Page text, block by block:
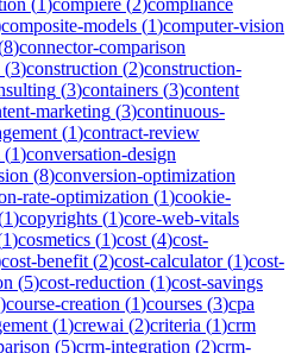
composite-models (1)computer-vision
8)connector-comparison
(3)construction (2)construction-
(3)containers (3)content
marketing (3)continuous-
(1)contract-review
(1)conversation-design
(8)conversion-optimization
rate-optimization (1)cookie-
1)copyrights (1)core-web-vitals
1)cosmetics (1)cost (4)cost-
cost-benefit (2)cost-calculator(1)cost-
(5)cost-reduction (1)cost-savings
)course-creation (1)courses (3)cpa
(1)crewai (2)criteria (1)crm
(5)crm-integration (2)crm-